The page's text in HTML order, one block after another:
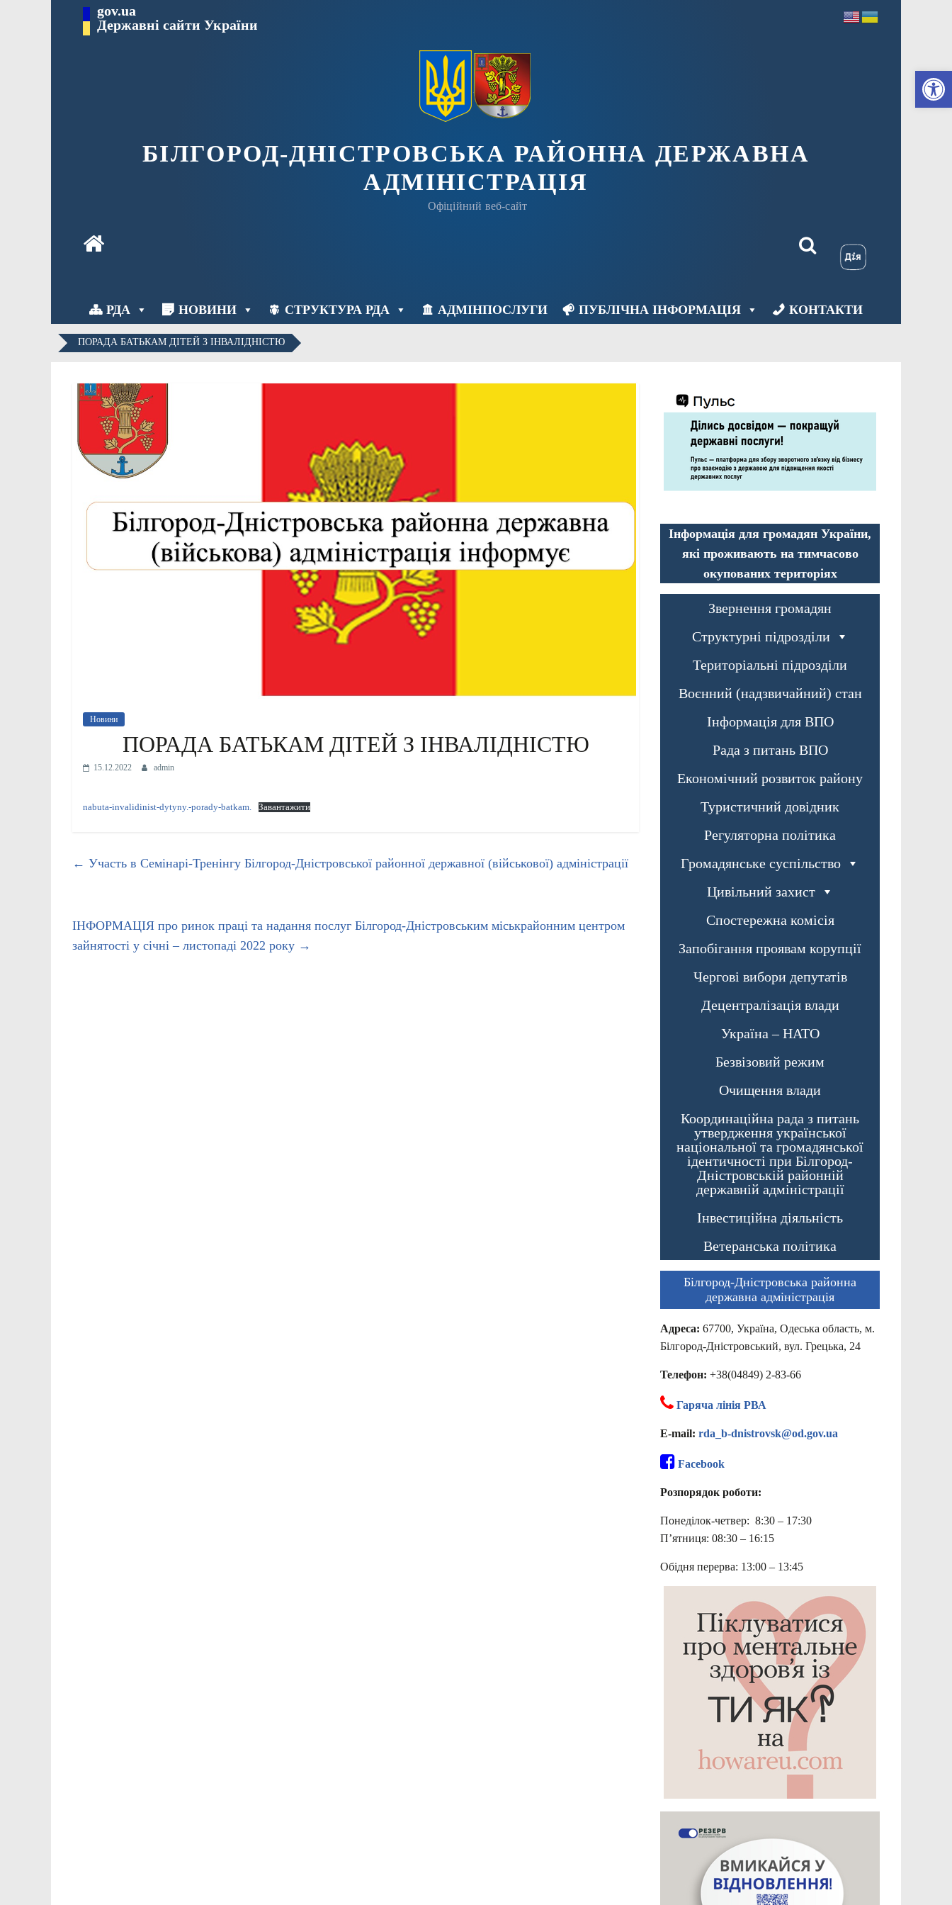
gov.ua
Державні сайти України
БІЛГОРОД-ДНІСТРОВСЬКА РАЙОННА ДЕРЖАВНА
АДМІНІСТРАЦІЯ
Офіційний веб-сайт
РДА НОВИНИ СТРУКТУРА РДА АДМІНПОСЛУГИ ПУБЛІЧНА ІНФОРМАЦІЯ КОНТАКТИ
ПОРАДА БАТЬКАМ ДІТЕЙ З ІНВАЛІДНІСТЮ
Новини
ПОРАДА БАТЬКАМ ДІТЕЙ З ІНВАЛІДНІСТЮ
15.12.2022 admin
nabuta-invalidinist-dytyny.-porady-batkam. Завантажити
← Участь в Семінарі-Тренінгу Білгород-Дністровської районної державної (військової) адміністрації
ІНФОРМАЦІЯ про ринок праці та надання послуг Білгород-Дністровським міськрайонним центром
зайнятості у січні – листопаді 2022 року →
Інформація для громадян України,
які проживають на тимчасово
окупованих територіях
Звернення громадян
Структурні підрозділи
Територіальні підрозділи
Воєнний (надзвичайний) стан
Інформація для ВПО
Рада з питань ВПО
Економічний розвиток району
Туристичний довідник
Регуляторна політика
Громадянське суспільство
Цивільний захист
Спостережна комісія
Запобігання проявам корупції
Чергові вибори депутатів
Децентралізація влади
Україна – НАТО
Безвізовий режим
Очищення влади
Координаційна рада з питань
утвердження української
національної та громадянської
ідентичності при Білгород-
Дністровській районній
державній адміністрації
Інвестиційна діяльність
Ветеранська політика
Білгород-Дністровська районна
державна адміністрація
Адреса: 67700, Україна, Одеська область, м.
Білгород-Дністровський, вул. Грецька, 24
Телефон: +38(04849) 2-83-66
Гаряча лінія РВА
E-mail: rda_b-dnistrovsk@od.gov.ua
Facebook
Розпорядок роботи:
Понеділок-четвер: 8:30 – 17:30
П’ятниця: 08:30 – 16:15
Обідня перерва: 13:00 – 13:45